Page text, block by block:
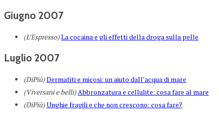
Giugno 2007
(L’Espresso)La cocaina e gli effetti della droga sulla pelle
Luglio 2007
(DiPiù)Dermatiti e micosi: un aiuto dall’acqua di mare
(Viversani e belli) Abbronzatura e cellulite: cosa fare al mare
(DiPiù)Unghie fragili e che non crescono: cosa fare?